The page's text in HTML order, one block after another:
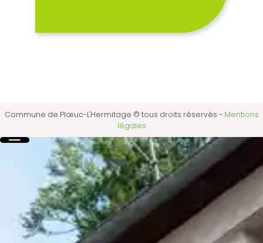
Commune de Plœuc-L'Hermitage © tous droits réservés - Mentions
légales